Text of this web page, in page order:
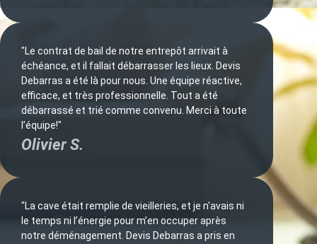
"Le contrat de bail de notre entrepôt arrivait à
échéance, et il fallait débarrasser les lieux. Devis
Debarras a été là pour nous. Une équipe réactive,
efficace, et très professionnelle. Tout a été
débarrassé et trié comme convenu. Merci à toute
l’équipe!"
Olivier S.
"La cave était remplie de vieilleries, et je n'avais ni
le temps ni l’énergie pour m’en occuper après
notre déménagement. Devis Debarras a pris en